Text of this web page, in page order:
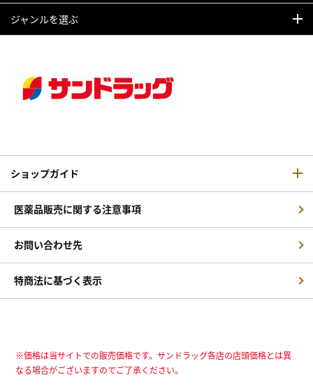
ジャンルを選ぶ
ショップガイド
医薬品販売に関する注意事項
お問い合わせ先
特商法に基づく表示
※価格は当サイトでの販売価格です。サンドラッグ各店の店頭価格とは異
なる場合がございますのでご了承ください。